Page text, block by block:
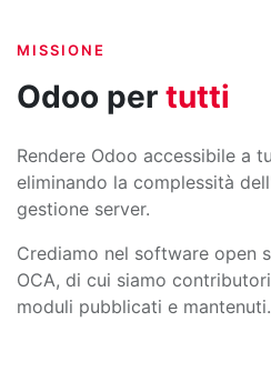
MISSIONE
Odoo per tutti
Rendere Odoo accessibile a
eliminando la complessità
gestione server.
Crediamo nel software open
OCA, di cui siamo
moduli pubblicati e mantenuti.